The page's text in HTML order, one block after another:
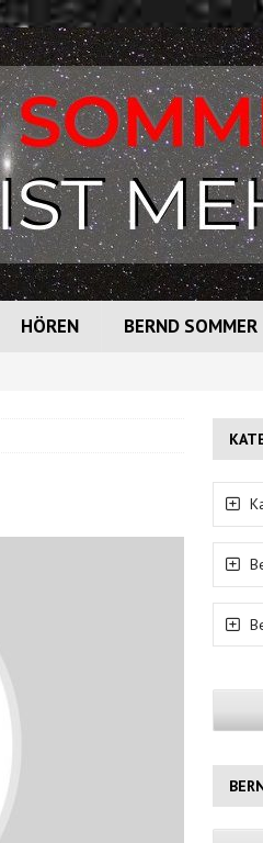
HÖREN BERND SOMMER